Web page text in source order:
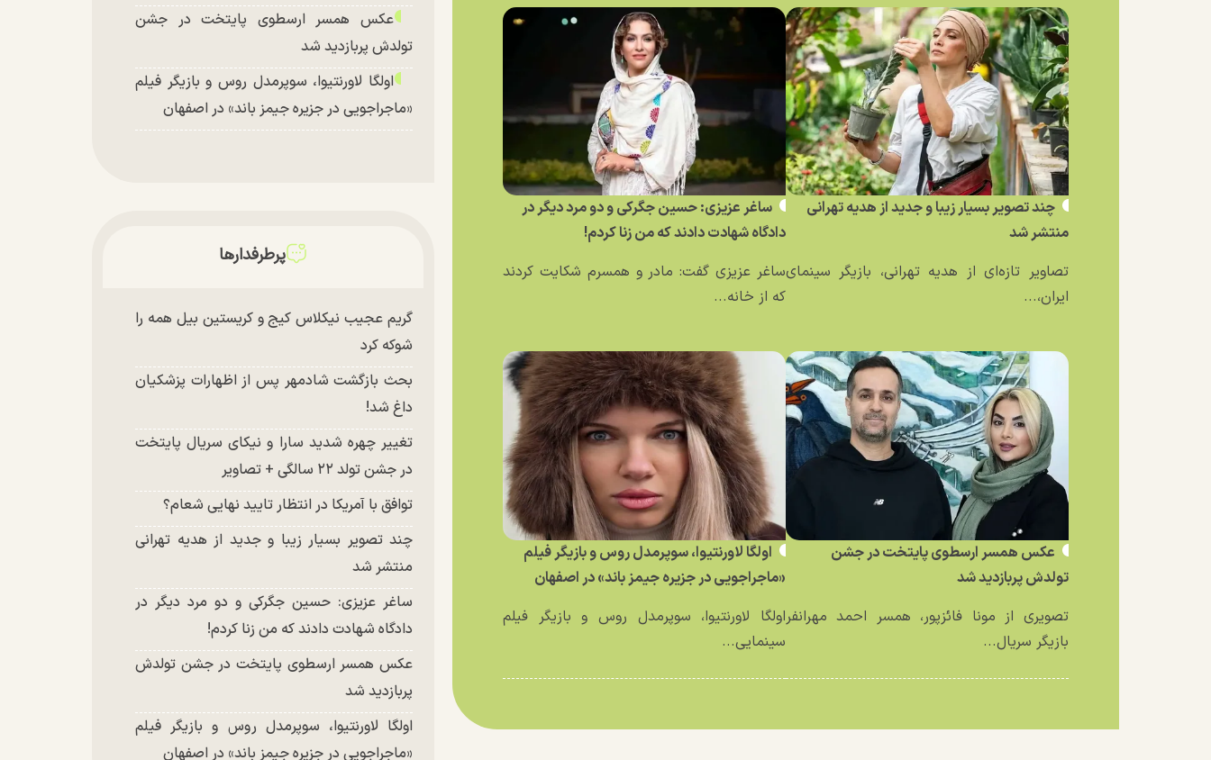
چند تصویر بسیار زیبا و جدید از هدیه تهرانی
منتشر شد
تصاویر تازه‌ای از هدیه تهرانی، بازیگر سینمای
ایران،...
ساغر عزیزی: حسین جگرکی و دو مرد دیگر در
دادگاه شهادت دادند که من زنا کردم!
ساغر عزیزی گفت: مادر و همسرم شکایت کردند
که از خانه...
عکس همسر ارسطوی پایتخت در جشن
تولدش پربازدید شد
تصویری از مونا فائزپور، همسر احمد مهرانفر
بازیگر سریال...
اولگا لاورنتیوا، سوپرمدل روس و بازیگر فیلم
«ماجراجویی در جزیره جیمز باند» در اصفهان
اولگا لاورنتیوا، سوپرمدل روس و بازیگر فیلم
سینمایی...
عکس همسر ارسطوی پایتخت در جشن
تولدش پربازدید شد
اولگا لاورنتیوا، سوپرمدل روس و بازیگر فیلم
«ماجراجویی در جزیره جیمز باند» در اصفهان
پرطرفدارها
گریم عجیب نیکلاس کیج و کریستین بیل همه را
شوکه کرد
بحث بازگشت شادمهر پس از اظهارات پزشکیان
داغ شد!
تغییر چهره شدید سارا و نیکای سریال پایتخت
در جشن تولد ۲۲ سالگی + تصاویر
توافق با آمریکا در انتظار تایید نهایی شعام؟
چند تصویر بسیار زیبا و جدید از هدیه تهرانی
منتشر شد
ساغر عزیزی: حسین جگرکی و دو مرد دیگر در
دادگاه شهادت دادند که من زنا کردم!
عکس همسر ارسطوی پایتخت در جشن تولدش
پربازدید شد
اولگا لاورنتیوا، سوپرمدل روس و بازیگر فیلم
«ماجراجویی در جزیره جیمز باند» در اصفهان